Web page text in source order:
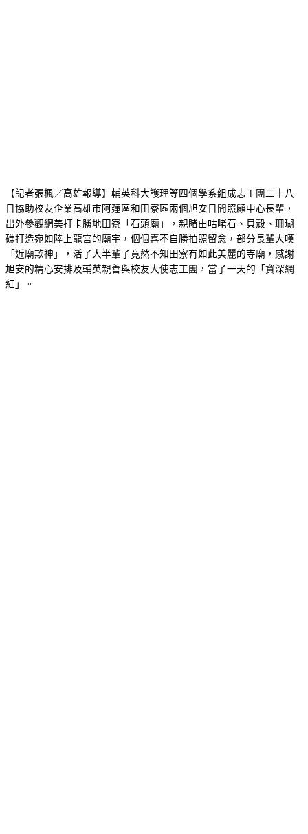
【記者張楓／高雄報導】輔英科大護理等四個學系組成志工團二十八
日協助校友企業高雄市阿蓮區和田寮區兩個旭安日間照顧中心長輩，
出外參觀網美打卡勝地田寮「石頭廟」，親睹由咕咾石、貝殼、珊瑚
礁打造宛如陸上龍宮的廟宇，個個喜不自勝拍照留念，部分長輩大嘆
「近廟欺神」，活了大半輩子竟然不知田寮有如此美麗的寺廟，感謝
旭安的精心安排及輔英親善與校友大使志工團，當了一天的「資深網
紅」。